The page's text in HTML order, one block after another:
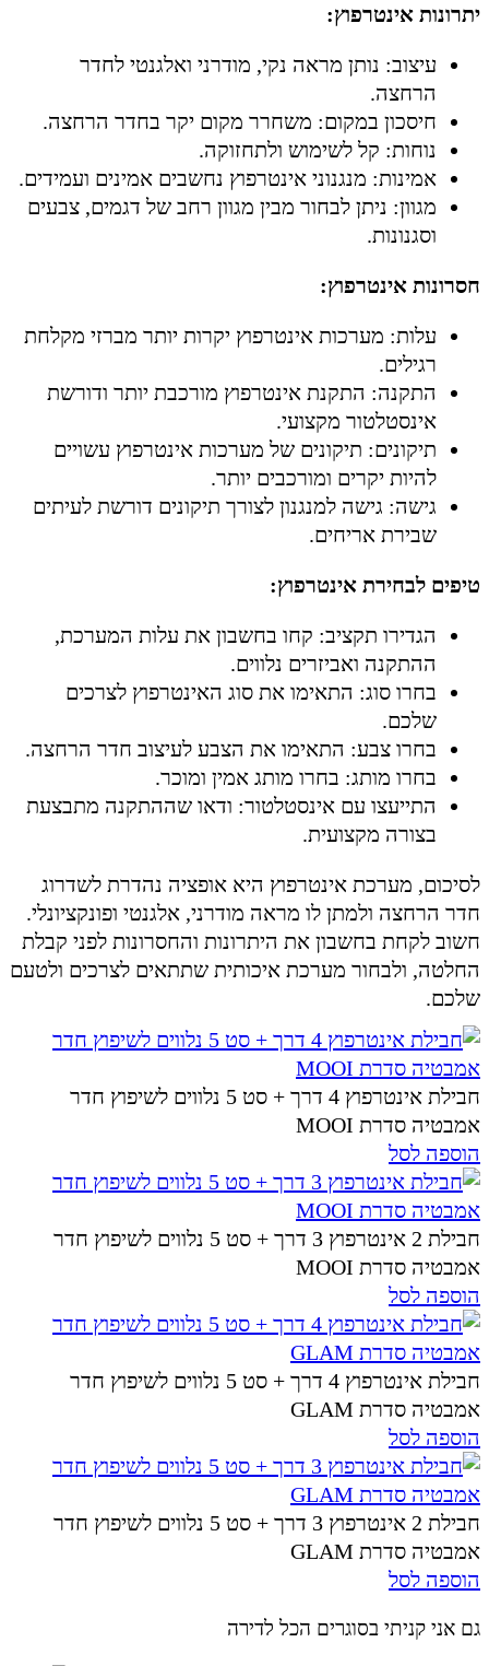
יתרונות אינטרפוץ:
עיצוב: נותן מראה נקי, מודרני ואלגנטי לחדר
הרחצה.
חיסכון במקום: משחרר מקום יקר בחדר הרחצה.
נוחות: קל לשימוש ולתחזוקה.
אמינות: מנגנוני אינטרפוץ נחשבים אמינים ועמידים.
מגוון: ניתן לבחור מבין מגוון רחב של דגמים, צבעים
וסגנונות.
חסרונות אינטרפוץ:
עלות: מערכות אינטרפוץ יקרות יותר מברזי מקלחת
רגילים.
התקנה: התקנת אינטרפוץ מורכבת יותר ודורשת
אינסטלטור מקצועי.
תיקונים: תיקונים של מערכות אינטרפוץ עשויים
להיות יקרים ומורכבים יותר.
גישה: גישה למנגנון לצורך תיקונים דורשת לעיתים
שבירת אריחים.
טיפים לבחירת אינטרפוץ:
הגדירו תקציב: קחו בחשבון את עלות המערכת,
ההתקנה ואביזרים נלווים.
בחרו סוג: התאימו את סוג האינטרפוץ לצרכים
שלכם.
בחרו צבע: התאימו את הצבע לעיצוב חדר הרחצה.
בחרו מותג: בחרו מותג אמין ומוכר.
התייעצו עם אינסטלטור: ודאו שההתקנה מתבצעת
בצורה מקצועית.
לסיכום, מערכת אינטרפוץ היא אופציה נהדרת לשדרוג
חדר הרחצה ולמתן לו מראה מודרני, אלגנטי ופונקציונלי.
חשוב לקחת בחשבון את היתרונות והחסרונות לפני קבלת
החלטה, ולבחור מערכת איכותית שתתאים לצרכים ולטעם
שלכם.
חבילת אינטרפוץ 4 דרך + סט 5 נלווים לשיפוץ חדר
אמבטיה סדרת MOOI
הוספה לסל
חבילת 2 אינטרפוץ 3 דרך + סט 5 נלווים לשיפוץ חדר
אמבטיה סדרת MOOI
הוספה לסל
חבילת אינטרפוץ 4 דרך + סט 5 נלווים לשיפוץ חדר
אמבטיה סדרת GLAM
הוספה לסל
חבילת 2 אינטרפוץ 3 דרך + סט 5 נלווים לשיפוץ חדר
אמבטיה סדרת GLAM
הוספה לסל
גם אני קניתי בסוגרים הכל לדירה